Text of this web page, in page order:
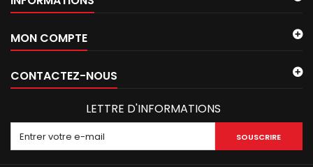
MON COMPTE
CONTACTEZ-NOUS
LETTRE D'INFORMATIONS
SOUSCRIRE